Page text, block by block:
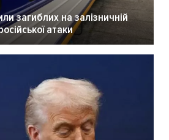
загиблих на залізничній
атаки